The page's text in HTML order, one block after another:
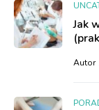
Jak
Autor